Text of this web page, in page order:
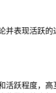
表现活跃
活跃程度，